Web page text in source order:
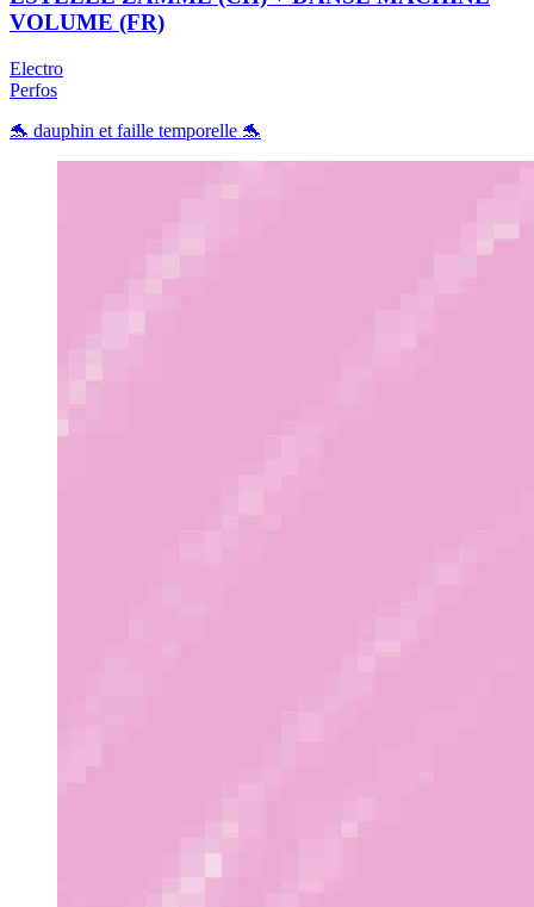
VOLUME (FR)
Electro
Perfos
🐬 dauphin et faille temporelle 🐬